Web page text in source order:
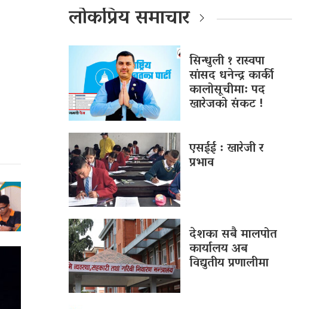
लोकप्रिय समाचार
सिन्धुली १ रास्वपा
सांसद धनेन्द्र कार्की
कालोसूचीमा: पद
खारेजको संकट !
एसईई : खारेजी र
प्रभाव
देशका सबै मालपोत
कार्यालय अब
विद्युतीय प्रणालीमा